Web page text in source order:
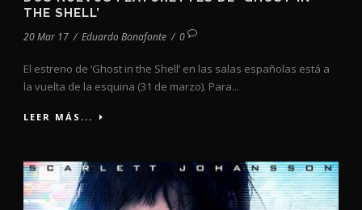
THE SHELL’
20 Mar 17 / Eduardo Bonafonte / 0
El estreno de ‘Ghost in the Shell’ en las salas españolas está a
la vuelta de la esquina (31 de marzo). Para...
LEER MÁS...